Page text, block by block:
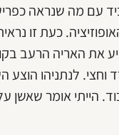
עם מה שנראה
כעת זו
את האריה הרעב
לנתניהו הוצע
הייתי אומר שאשן